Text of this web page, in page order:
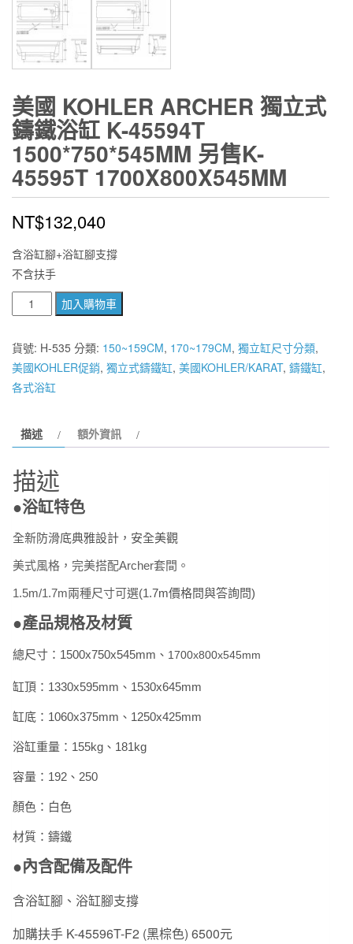
美國 KOHLER ARCHER 獨立式
鑄鐵浴缸 K-45594T
1500*750*545MM 另售K-
45595T 1700X800X545MM
NT$132,040
含浴缸腳+浴缸腳支撐
不含扶手
國
KOHLER
Archer
獨
鑄
浴
K-
45594T
1500*750*545mm
另
售
45595T
1700x800x545mm
量
加入購物車
貨號: H-535 分類: 150~159CM, 170~179CM, 獨立缸尺寸分類,
美國KOHLER促銷, 獨立式鑄鐵缸, 美國KOHLER/KARAT, 鑄鐵缸,
各式浴缸
描述 額外資訊
描述
●浴缸特色
全新防滑底典雅設計，安全美觀
美式風格，完美搭配Archer套間。
1.5m/1.7m兩種尺寸可選(1.7m價格問與答詢問)
●產品規格及材質
總尺寸： 1500x750x545mm、 1700x800x545mm
缸頂：1330x595mm、 1530x645mm
缸底：1060x375mm、 1250x425mm
浴缸重量：155kg、181kg
容量：192、250
顏色：白色
材質：鑄鐵
●內含配備及配件
含浴缸腳、浴缸腳支撐
加購扶手 K-45596T-F2 (黑棕色) 6500元